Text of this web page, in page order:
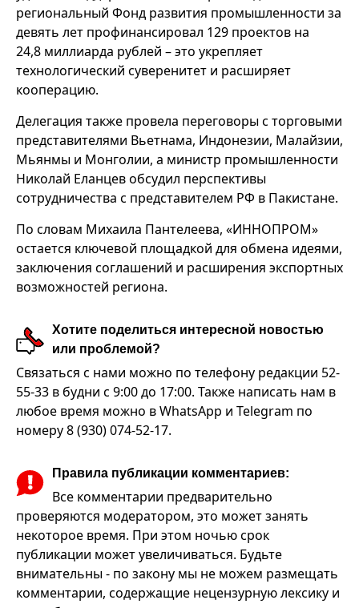
региональный Фонд развития промышленности за
девять лет профинансировал 129 проектов на
24,8 миллиарда рублей – это укрепляет
технологический суверенитет и расширяет
кооперацию.
Делегация также провела переговоры с торговыми
представителями Вьетнама, Индонезии, Малайзии,
Мьянмы и Монголии, а министр промышленности
Николай Еланцев обсудил перспективы
сотрудничества с представителем РФ в Пакистане.
По словам Михаила Пантелеева, «ИННОПРОМ»
остается ключевой площадкой для обмена идеями,
заключения соглашений и расширения экспортных
возможностей региона.
Хотите поделиться интересной новостью
или проблемой?
Связаться с нами можно по телефону редакции 52-
55-33 в будни с 9:00 до 17:00. Также написать нам в
любое время можно в WhatsApp и Telegram по
номеру 8 (930) 074-52-17.
Правила публикации комментариев:
Все комментарии предварительно
проверяются модератором, это может занять
некоторое время. При этом ночью срок
публикации может увеличиваться. Будьте
внимательны - по закону мы не можем размещать
комментарии, содержащие нецензурную лексику и